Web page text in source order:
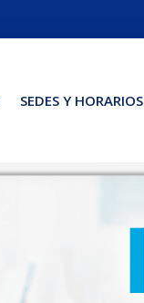
SEDES Y HORARIOS